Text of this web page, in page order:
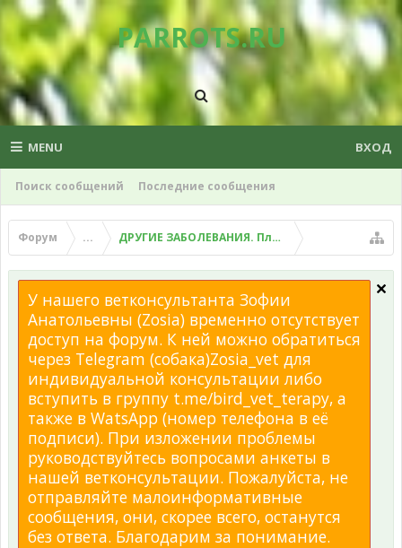
PARROTS.RU
MENU
Поиск сообщений Последние сообщения
ВХОД
Форум ... ДРУГИЕ ЗАБОЛЕВАНИЯ. Плохой помет, рвота и
У нашего ветконсультанта Зофии
Анатольевны (Zosia) временно отсутствует
доступ на форум. К ней можно обратиться
через Telegram (собака)Zosia_vet для
индивидуальной консультации либо
вступить в группу t.me/bird_vet_terapy, а
также в WatsApp (номер телефона в её
подписи). При изложении проблемы
руководствуйтесь вопросами анкеты в
нашей ветконсультации. Пожалуйста, не
отправляйте малоинформативные
сообщения, они, скорее всего, останутся
без ответа. Благодарим за понимание.